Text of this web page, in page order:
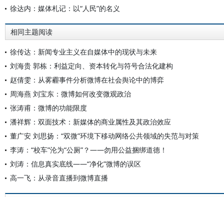
徐达内：媒体札记：以“人民”的名义
相同主题阅读
徐传达：新闻专业主义在自媒体中的现状与未来
刘海贵 郭栋：利益定向、资本转化与符号合法化建构
赵倩雯：从雾霾事件分析微博在社会舆论中的博弈
周海燕 刘宝东：微博如何改变微观政治
张涛甫：微博的功能限度
潘祥辉：双面技术：新媒体的商业属性及其政治效应
董广安 刘思扬：“双微”环境下移动网络公共领域的失范与对策
李涛：“校车”沦为“公厕”？——勿用公益捆绑道德！
刘涛：信息真实底线——“净化”微博的误区
高一飞：从录音直播到微博直播